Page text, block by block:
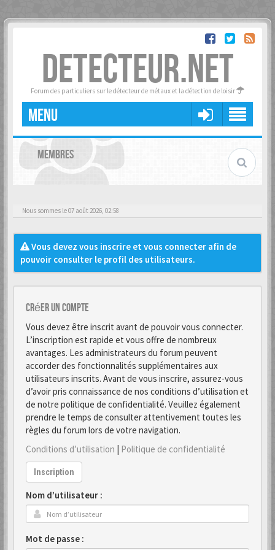
DETECTEUR.NET
Forum des particuliers sur le détecteur de métaux et la détection de loisir
MENU
MEMBRES
Nous sommes le 07 août 2026, 02:58
Vous devez vous inscrire et vous connecter afin de
pouvoir consulter le profil des utilisateurs.
Créer un Compte
Vous devez être inscrit avant de pouvoir vous connecter.
L’inscription est rapide et vous offre de nombreux
avantages. Les administrateurs du forum peuvent
accorder des fonctionnalités supplémentaires aux
utilisateurs inscrits. Avant de vous inscrire, assurez-vous
d’avoir pris connaissance de nos conditions d’utilisation et
de notre politique de confidentialité. Veuillez également
prendre le temps de consulter attentivement toutes les
règles du forum lors de votre navigation.
Conditions d’utilisation | Politique de confidentialité
Inscription
Nom d’utilisateur :
Mot de passe :